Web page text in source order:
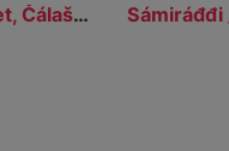
Sámiráđđi / Samerådet, Čálašeapmi, áššebáhpirat /...
Gå til detaljvisning